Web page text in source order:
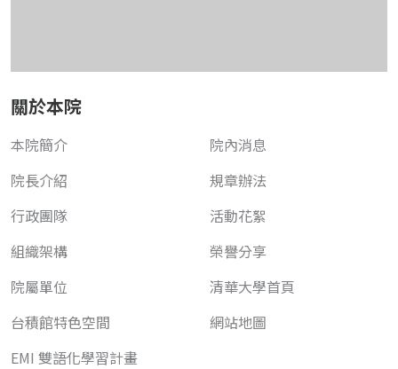
關於本院
本院簡介
院長介紹
行政團隊
組織架構
院屬單位
台積館特色空間
EMI 雙語化學習計畫
院內消息
規章辦法
活動花絮
榮譽分享
清華大學首頁
網站地圖